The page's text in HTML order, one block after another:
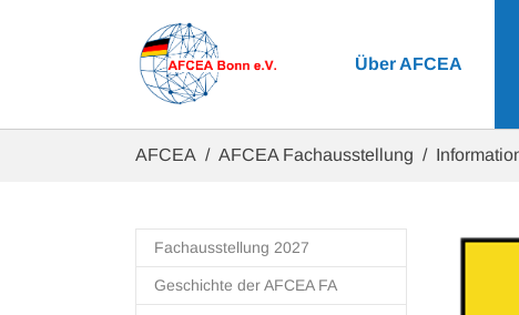
Über AFCEA
AFCEA AFCEA Fachausstellung
Fachausstellung 2027
Geschichte der AFCEA FA